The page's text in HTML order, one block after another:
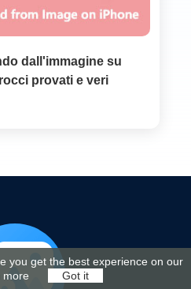
dall'immagine su
provati e veri
you get the best experience on our
more Got it